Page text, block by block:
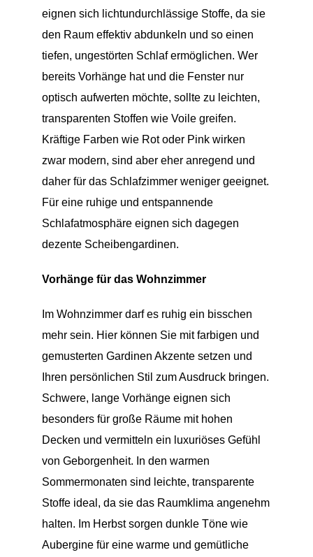
eignen sich lichtundurchlässige Stoffe, da sie
den Raum effektiv abdunkeln und so einen
tiefen, ungestörten Schlaf ermöglichen. Wer
bereits Vorhänge hat und die Fenster nur
optisch aufwerten möchte, sollte zu leichten,
transparenten Stoffen wie Voile greifen.
Kräftige Farben wie Rot oder Pink wirken
zwar modern, sind aber eher anregend und
daher für das Schlafzimmer weniger geeignet.
Für eine ruhige und entspannende
Schlafatmosphäre eignen sich dagegen
dezente Scheibengardinen.
Vorhänge für das Wohnzimmer
Im Wohnzimmer darf es ruhig ein bisschen
mehr sein. Hier können Sie mit farbigen und
gemusterten Gardinen Akzente setzen und
Ihren persönlichen Stil zum Ausdruck bringen.
Schwere, lange Vorhänge eignen sich
besonders für große Räume mit hohen
Decken und vermitteln ein luxuriöses Gefühl
von Geborgenheit. In den warmen
Sommermonaten sind leichte, transparente
Stoffe ideal, da sie das Raumklima angenehm
halten. Im Herbst sorgen dunkle Töne wie
Aubergine für eine warme und gemütliche